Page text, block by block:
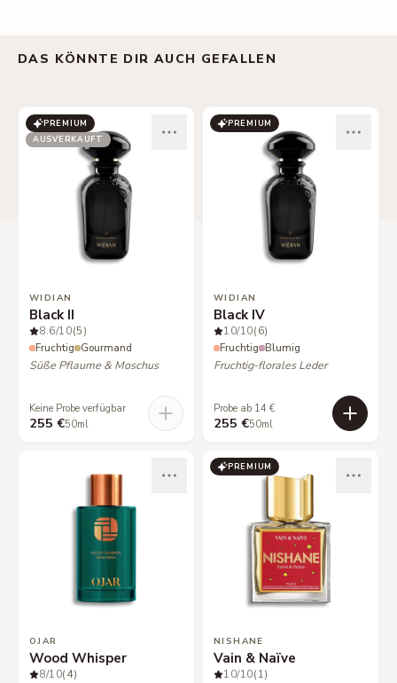
DAS KÖNNTE DIR AUCH GEFALLEN
PREMIUM
AUSVERKAUFT
WIDIAN
Black II
8.6/10(5)
Fruchtig Gourmand
Süße Pflaume & Moschus
Keine Probe verfügbar
255 €50ml
PREMIUM
WIDIAN
Black IV
10/10(6)
Fruchtig Blumig
Fruchtig-florales Leder
Probe ab 14 €
255 €50ml
OJAR
Wood Whisper
8/10(4)
PREMIUM
NISHANE
Vain & Naïve
10/10(1)